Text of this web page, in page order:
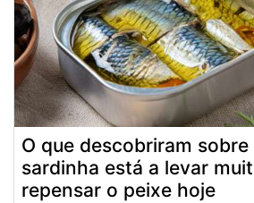
O que descobriram sobre
sardinha está a levar
repensar o peixe hoje